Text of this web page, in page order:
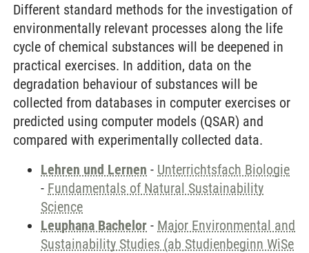
Different standard methods for the investigation of
environmentally relevant processes along the life
cycle of chemical substances will be deepened in
practical exercises. In addition, data on the
degradation behaviour of substances will be
collected from databases in computer exercises or
predicted using computer models (QSAR) and
compared with experimentally collected data.
Lehren und Lernen - Unterrichtsfach Biologie
- Fundamentals of Natural Sustainability
Science
Leuphana Bachelor - Major Environmental and
Sustainability Studies (ab Studienbeginn WiSe